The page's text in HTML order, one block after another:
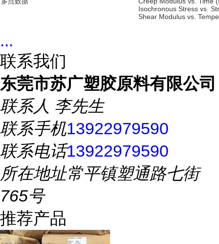
Isochronous Stress vs.
Shear Modulus vs.
...
联系我们
东莞市苏广塑胶原料有限公司
联系人 李先生
联系手机13922979590
联系电话13922979590
所在地址常平镇塑通路七街
765号
推荐产品